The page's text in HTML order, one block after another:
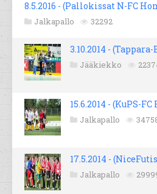
8.5.2016 - (Pallokissat N-FC
Jalkapallo 32292
3.10.2014 -
Jääkiekko
15.6.2014 - (KuPS-
Jalkapallo
17.5.2014 -
Jalkapallo